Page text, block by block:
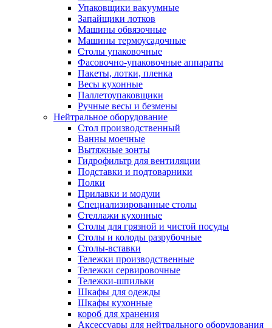
Упаковщики вакуумные
Запайщики лотков
Машины обвязочные
Машины термоусадочные
Столы упаковочные
Фасовочно-упаковочные аппараты
Пакеты, лотки, пленка
Весы кухонные
Паллетоупаковщики
Ручные весы и безмены
Нейтральное оборудование
Cтол производственный
Ванны моечные
Вытяжные зонты
Гидрофильтр для вентиляции
Подставки и подтоварники
Полки
Прилавки и модули
Специализированные столы
Стеллажи кухонные
Столы для грязной и чистой посуды
Столы и колоды разрубочные
Столы-вставки
Тележки производственные
Тележки сервировочные
Тележки-шпильки
Шкафы для одежды
Шкафы кухонные
короб для хранения
Аксессуары для нейтрального оборудования